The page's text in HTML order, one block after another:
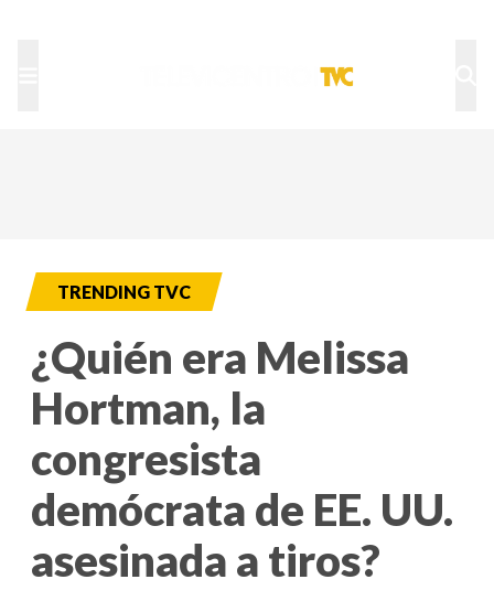
TRENDING TVC
¿Quién era Melissa
Hortman, la
congresista
demócrata de EE. UU.
asesinada a tiros?